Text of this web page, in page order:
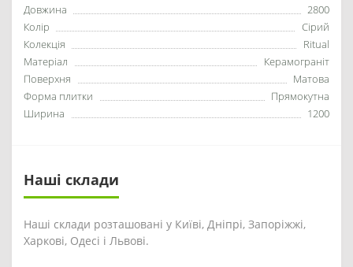
Довжина
2800
Колір
Сірий
Колекція
Ritual
Матеріал
Керамограніт
Поверхня
Матова
Форма плитки
Прямокутна
Ширина
1200
Наші склади
Наші склади розташовані у Київі, Дніпрі, Запоріжжі,
Харкові, Одесі і Львові.